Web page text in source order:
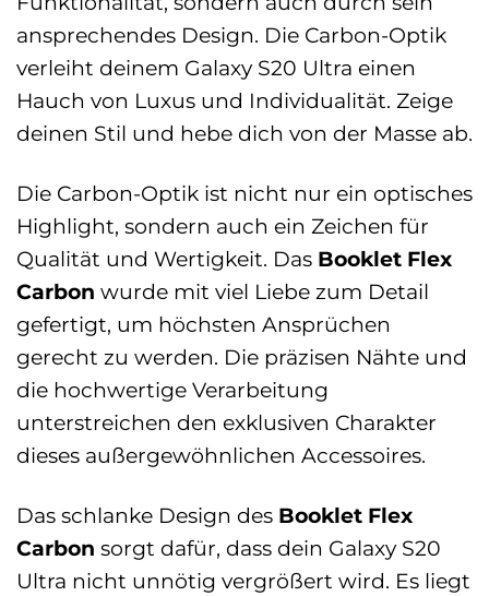
ansprechendes Design. Die Carbon-Optik
verleiht deinem Galaxy S20 Ultra einen
Hauch von Luxus und Individualität. Zeige
deinen Stil und hebe dich von der Masse ab.
Die Carbon-Optik ist nicht nur ein optisches
Highlight, sondern auch ein Zeichen für
Qualität und Wertigkeit. Das Booklet Flex
Carbon wurde mit viel Liebe zum Detail
gefertigt, um höchsten Ansprüchen
gerecht zu werden. Die präzisen Nähte und
die hochwertige Verarbeitung
unterstreichen den exklusiven Charakter
dieses außergewöhnlichen Accessoires.
Das schlanke Design des Booklet Flex
Carbon sorgt dafür, dass dein Galaxy S20
Ultra nicht unnötig vergrößert wird. Es liegt